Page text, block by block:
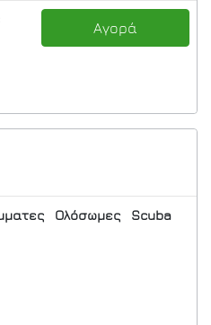
Αγορά
Ολόσωμες
Scuba